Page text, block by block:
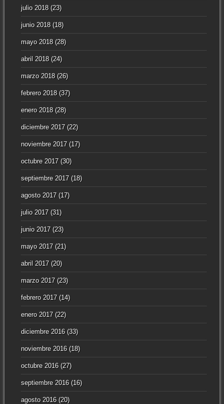
julio 2018(23)
junio 2018(18)
mayo 2018(28)
abril 2018(24)
marzo 2018(26)
febrero 2018(37)
enero 2018(28)
diciembre 2017(22)
noviembre 2017(17)
octubre 2017(30)
septiembre 2017(18)
agosto 2017(17)
julio 2017(31)
junio 2017(23)
mayo 2017(21)
abril 2017(20)
marzo 2017(23)
febrero 2017(14)
enero 2017(22)
diciembre 2016(33)
noviembre 2016(18)
octubre 2016(27)
septiembre 2016(16)
agosto 2016(20)